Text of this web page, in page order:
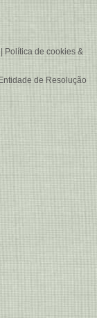
Política de cookies &
de Resolução